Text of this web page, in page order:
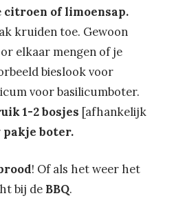
citroen of limoensap.
kruiden toe. Gewoon
elkaar mengen of je
bieslook voor
voor basilicumboter.
1-2 bosjes [afhankelijk
pakje boter.
! Of als het weer het
bij de BBQ.